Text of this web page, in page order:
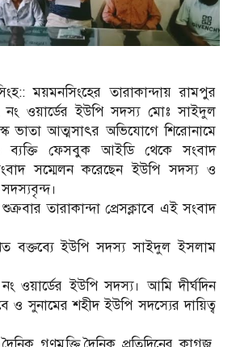
ময়মনসিংহের তারাকান্দায় রামপুর
ওয়ার্ডের ইউপি সদস্য মোঃ সাইদুল
ভাতা আত্মসাৎর অভিযোগে শিরোনামে
ব্যক্তি ফেসবুক আইডি থেকে সংবাদ
সম্মেলন করেছেন ইউপি সদস্য ও
তারাকান্দা প্রেসক্লাবে এই সংবাদ
বক্তব্যে ইউপি সদস্য সাইদুল ইসলাম
ইউপি সদস্য। আমি দীর্ঘদিন
ও সুনামের শহীদ ইউপি সদস্যের দায়িত্ব